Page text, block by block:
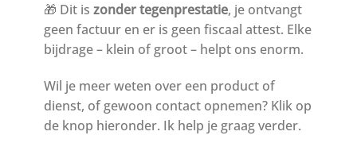
🎁 Dit is zonder tegenprestatie, je ontvangt
geen factuur en er is geen fiscaal attest. Elke
bijdrage – klein of groot – helpt ons enorm.
Wil je meer weten over een product of
dienst, of gewoon contact opnemen? Klik op
de knop hieronder. Ik help je graag verder.